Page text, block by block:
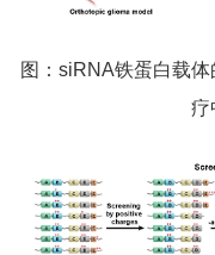
图：siRNA铁蛋白载
疗